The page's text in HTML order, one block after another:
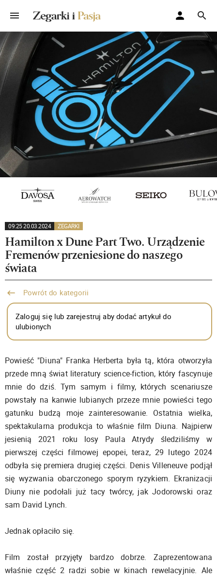
09:25 20.03.2024 ZEGARKI
Hamilton x Dune Part Two. Urządzenie
Fremenów przeniesione do naszego
świata
Powrót do kategorii
Zaloguj się lub zarejestruj aby dodać artykuł do
ulubionych
Powieść "Diuna" Franka Herberta była tą, która otworzyła
przede mną świat literatury science-fiction, który fascynuje
mnie do dziś. Tym samym i filmy, których scenariusze
powstały na kanwie lubianych przeze mnie powieści tego
gatunku budzą moje zainteresowanie. Ostatnia wielka,
spektakularna produkcja to właśnie film Diuna. Najpierw
jesienią 2021 roku losy Paula Atrydy śledziliśmy w
pierwszej części filmowej epopei, teraz, 29 lutego 2024
odbyła się premiera drugiej części. Denis Villeneuve podjął
się wyzwania obarczonego sporym ryzykiem. Ekranizacji
Diuny nie podołali już tacy twórcy, jak Jodorowski oraz
sam David Lynch.
Jednak opłaciło się.
Film został przyjęty bardzo dobrze. Zaprezentowana
właśnie część 2 radzi sobie w kinach rewelacyjnie. Ale